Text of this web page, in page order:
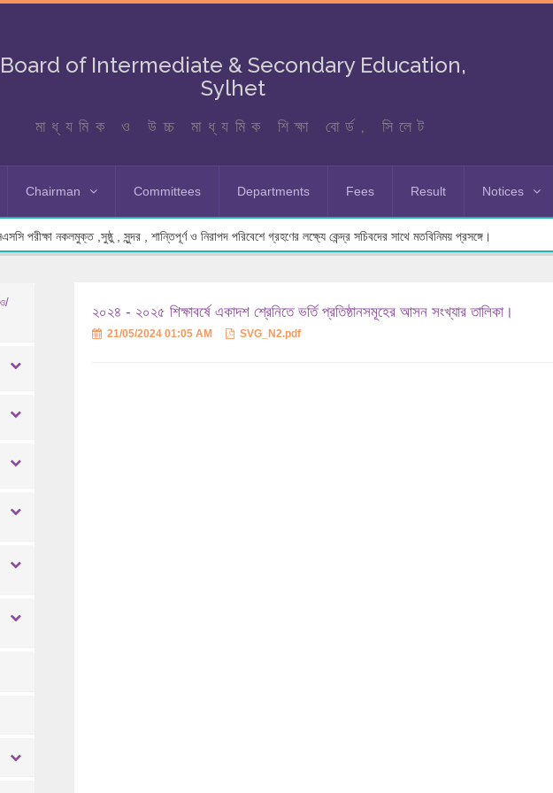
Board of Intermediate & Secondary Education,
Sylhet
মাধ্যমিক ও উচ্চ মাধ্যমিক শিক্ষা বোর্ড, সিলেট
Chairman Committees Departments Fees Result Notices
পরীক্ষা নকলমুক্ত ,সুষ্ঠু , সুন্দর , শান্তিপূর্ণ ও নিরাপদ পরিবেশে গ্রহণের লক্ষ্যে কেন্দ্র সচিবদের সাথে মতবিনিময় প্রসঙ্গে।
২০২৪ - ২০২৫ শিক্ষাবর্ষে একাদশ শ্রেনিতে ভর্তি প্রতিষ্ঠানসমূহের আসন সংখ্যার তালিকা।
21/05/2024 01:05 AM SVG_N2.pdf